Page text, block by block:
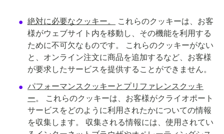
絶対に必要なクッキー。
これらのクッキーは、お客
様がウェブサイト内を移動し、その機能を利用する
ために不可欠なものです。 これらのクッキーがない
と、オンライン注文に商品を追加するなど、お客様
が要求したサービスを提供することができません。
パフォーマンスクッキーとプリファレンスクッキ
ー。 これらのクッキーは、お客様がクライオポート
サービスをどのように利用されたかについての情報
を収集します。 収集される情報には、使用されてい